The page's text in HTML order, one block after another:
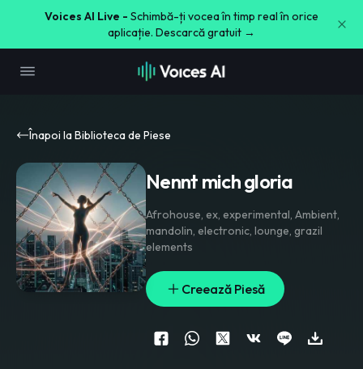
Voices AI Live - Schimbă-ți vocea în timp real în orice
aplicație. Descarcă gratuit →
Înapoi la Biblioteca de Piese
Nennt mich gloria
Afrohouse, ex, experimental, Ambient,
mandolin, electronic, lounge, grazil
elements
Creează Piesă